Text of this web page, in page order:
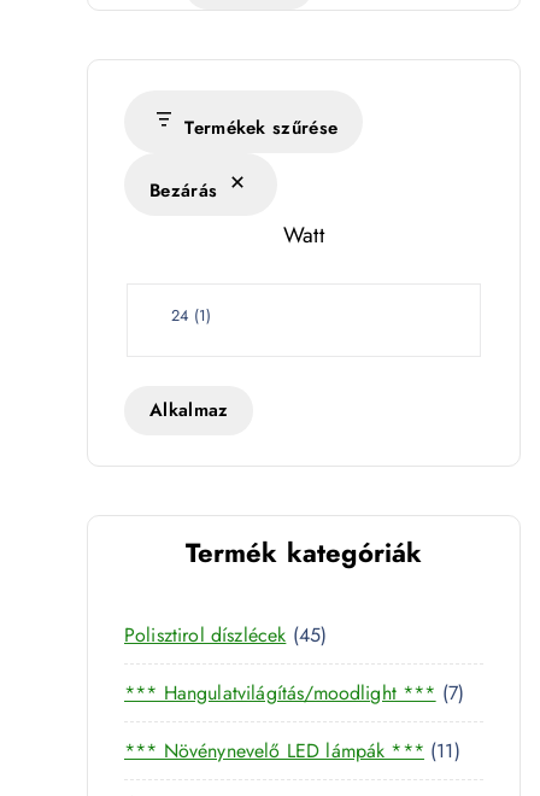
é
s
k
Termékek szűrése
Bezárás
Watt
W
t
24 (1)
Alkalmaz
Termék kategóriák
Polisztirol díszlécek 454
5
t
e
r
*** Hangulatvilágítás/moodlight *** 77
t
e
r
*** Növénynevelő LED lámpák *** 111
1